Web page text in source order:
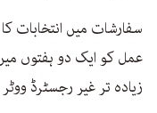
سفارشات میں انتخابات
عمل کو ایک دو ہفتوں
زیادہ تر غیر رجسٹرڈ